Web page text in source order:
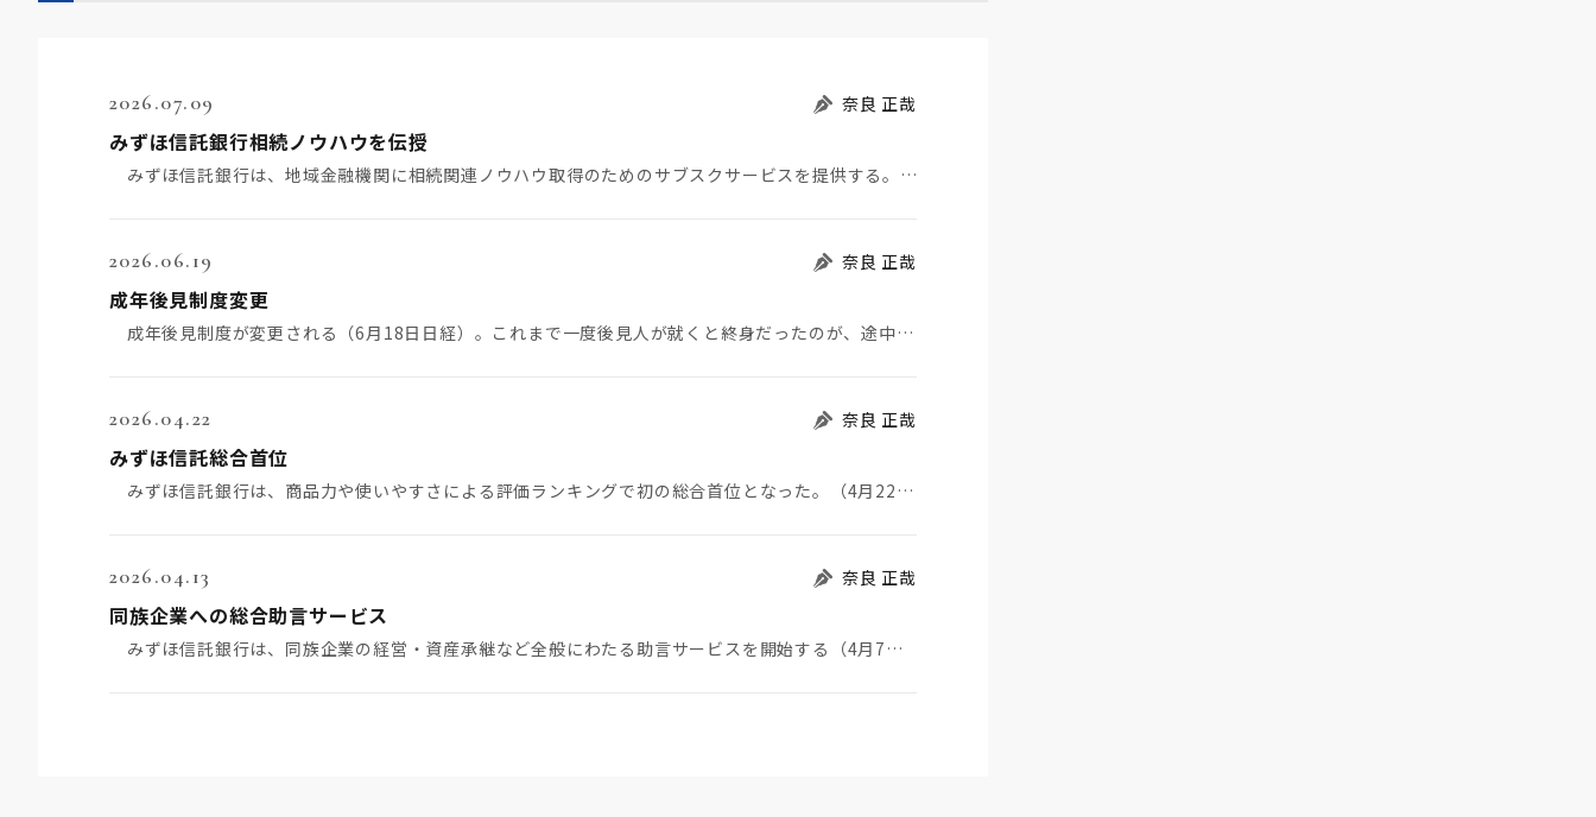
2026.07.09 奈良 正哉
みずほ信託銀行相続ノウハウを伝授
みずほ信託銀行は、地域金融機関に相続関連ノウハウ取得のためのサブスクサービスを提供する。 ゼロ金…
2026.06.19 奈良 正哉
成年後見制度変更
成年後見制度が変更される（6月18日日経）。これまで一度後見人が就くと終身だったのが、途中でやめら…
2026.04.22 奈良 正哉
みずほ信託総合首位
みずほ信託銀行は、商品力や使いやすさによる評価ランキングで初の総合首位となった。（4月22日日経評…
2026.04.13 奈良 正哉
同族企業への総合助言サービス
みずほ信託銀行は、同族企業の経営・資産承継など全般にわたる助言サービスを開始する（4月7日日経）。…